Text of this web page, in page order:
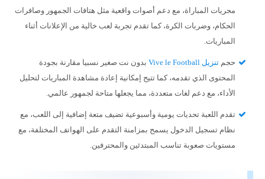
مجريات المباراة، مع دعم أصوات واقعية مثل هتافات الجمهور وصافرات
الحكام، وضربات الكرة، كما تقدم تجربة لعب خالية من الإعلانات أثناء
المباريات.
حجم تنزيل Vive le Football
بدون نت صغير نسبيا مقارنة بجودة
المحتوى الذي تقدمه، كما تتيح إمكانية إعادة مشاهدة المباريات لتحليل
الأداء، مع دعم لغات متعددة، مما يجعلها متاحة لجمهور عالمي.
تقدم اللعبة تحديات يومية وأسبوعية تضيف متعة إضافية إلى اللعب، مع
نظام تسجيل الدخول يسمح بمزامنة التقدم على الهواتف المختلفة، مع
مستويات صعوبة تناسب المبتدئين والمحترفين.